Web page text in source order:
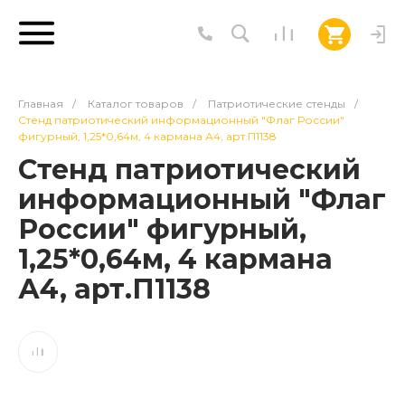
Главная / Каталог товаров / Патриотические стенды
/
Стенд патриотический информационный "Флаг России"
фигурный, 1,25*0,64м, 4 кармана А4, арт.П1138
Стенд патриотический
информационный "Флаг
России" фигурный,
1,25*0,64м, 4 кармана
А4, арт.П1138